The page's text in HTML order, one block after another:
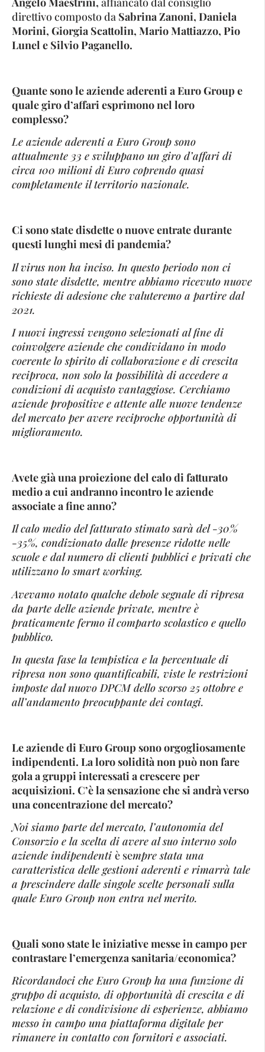
direttivo composto da Sabrina Zanoni, Daniela
Morini, Giorgia Scattolin, Mario Mattiazzo, Pio
Lunel e Silvio Paganello.
Quante sono le aziende aderenti a Euro Group e
quale giro d’affari esprimono nel loro
complesso?
Le aziende aderenti a Euro Group sono
attualmente 33 e sviluppano un giro d’affari di
circa 100 milioni di Euro coprendo quasi
completamente il territorio nazionale.
Ci sono state disdette o nuove entrate durante
questi lunghi mesi di pandemia?
Il virus non ha inciso. In questo periodo non ci
sono state disdette, mentre abbiamo ricevuto nuove
richieste di adesione che valuteremo a partire dal
2021.
I nuovi ingressi vengono selezionati al fine di
coinvolgere aziende che condividano in modo
coerente lo spirito di collaborazione e di crescita
reciproca, non solo la possibilità di accedere a
condizioni di acquisto vantaggiose. Cerchiamo
aziende propositive e attente alle nuove tendenze
del mercato per avere reciproche opportunità di
miglioramento.
Avete già una proiezione del calo di fatturato
medio a cui andranno incontro le aziende
associate a fine anno?
Il calo medio del fatturato stimato sarà del -30%
-35%, condizionato dalle presenze ridotte nelle
scuole e dal numero di clienti pubblici e privati che
utilizzano lo smart working.
Avevamo notato qualche debole segnale di ripresa
da parte delle aziende private, mentre è
praticamente fermo il comparto scolastico e quello
pubblico.
In questa fase la tempistica e la percentuale di
ripresa non sono quantificabili, viste le restrizioni
imposte dal nuovo DPCM dello scorso 25 ottobre e
all’andamento preocuppante dei contagi.
Le aziende di Euro Group sono orgogliosamente
indipendenti. La loro solidità non può non fare
gola a gruppi interessati a crescere per
acquisizioni. C’è la sensazione che si andrà verso
una concentrazione del mercato?
Noi siamo parte del mercato, l’autonomia del
Consorzio e la scelta di avere al suo interno solo
aziende indipendenti è sempre stata una
caratteristica delle gestioni aderenti e rimarrà tale
a prescindere dalle singole scelte personali sulla
quale Euro Group non entra nel merito.
Quali sono state le iniziative messe in campo per
contrastare l’emergenza sanitaria/economica?
Ricordandoci che Euro Group ha una funzione di
gruppo di acquisto, di opportunità di crescita e di
relazione e di condivisione di esperienze, abbiamo
messo in campo una piattaforma digitale per
rimanere in contatto con fornitori e associati.